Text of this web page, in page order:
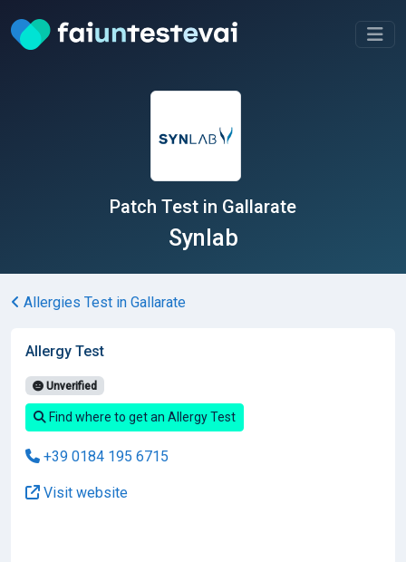
Patch Test in Gallarate
Synlab
Allergies Test in Gallarate
Allergy Test
Unverified
Find where to get an Allergy Test
+39 0184 195 6715
Visit website